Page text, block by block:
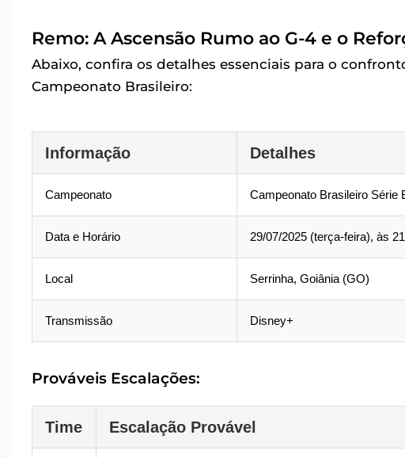
Remo: A Ascensão Rumo ao G-4 e o
Abaixo, confira os detalhes essenciais para o
Campeonato Brasileiro:
Informação Detalhes
Campeonato Campeonato Brasileiro Série
Data e Horário 29/07/2025 (terça-feira), às
Local Serrinha, Goiânia (GO)
Transmissão Disney+
Prováveis Escalações:
Time Escalação Provável